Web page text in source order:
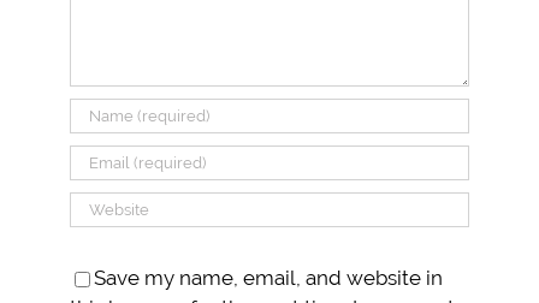
Save my name, email, and website in